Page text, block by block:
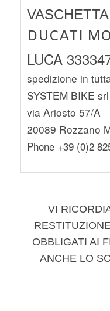
DUCATI
LUCA
spedizione in
SYSTEM BIKE srl
via Ariosto 57/A
20089 Rozzano
Phone +39 (0)2
VI
OBBLIGATI AI
ANCHE LO